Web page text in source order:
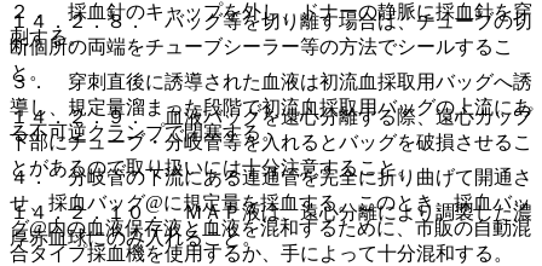
２． 採血針のキャップを外し、ドナーの静脈に採血針を穿
刺する。
３． 穿刺直後に誘導された血液は初流血採取用バッグへ誘
導し、規定量溜まった段階で初流血採取用バッグの上流にあ
る不可逆クランプで閉塞する。
４． 分岐管の下流にある連通管を完全に折り曲げて開通さ
せ、採血バッグ@に規定量を採血する。このとき、採血バッ
グ@内の血液保存液と血液を混和するために、市販の自動混
合タイプ採血機を使用するか、手によって十分混和する。
１４．２．８． バッグ等を切り離す場合は、チューブの切
断個所の両端をチューブシーラー等の方法でシールするこ
と。
１４．２．９． 血液バッグを遠心分離する際、遠心カップ
下部にチューブ・分岐管等を入れるとバッグを破損させるこ
とがあるので取り扱いには十分注意すること。
１４．２．１０． ＭＡＰ液は、遠心分離により調製した濃
厚赤血球にのみ入れること。